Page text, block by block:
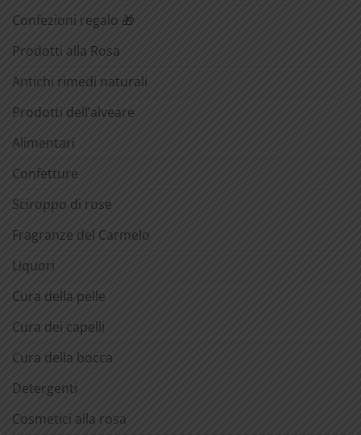
Confezioni regalo 🎁
Prodotti alla Rosa
Antichi rimedi naturali
Prodotti dell’alveare
Alimentari
Confetture
Sciroppo di rose
Fragranze del Carmelo
Liquori
Cura della pelle
Cura dei capelli
Cura della bocca
Detergenti
Cosmetici alla rosa